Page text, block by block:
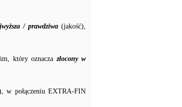
/ prawdziwa(jakość),
który oznaczazłocony w
w połączeniu EXTRA-FIN